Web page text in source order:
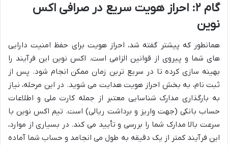
گام ۲: احراز هویت سریع در صرافی اکس
نوین
همانطور که پیشتر گفته شد، احراز هویت برای حفظ امنیت دارایی
های شما و پیروی از قوانین الزامی است. اکس نوین این فرآیند را
بهینه سازی کرده تا در سریع ترین زمان ممکن انجام شود. پس از
ثبت نام، به بخش احراز هویت هدایت می شوید. در این مرحله، نیاز
به بارگذاری مدارک شناسایی معتبر از جمله کارت ملی و اطلاعات
حساب بانکی (جهت واریز و برداشت ریالی) است. تیم اکس نوین با
سرعت بالا مدارک شما را بررسی و تأیید می کند. در بسیاری از موارد،
این فرآیند کمتر از یک دقیقه به طول می انجامد و حساب شما آماده